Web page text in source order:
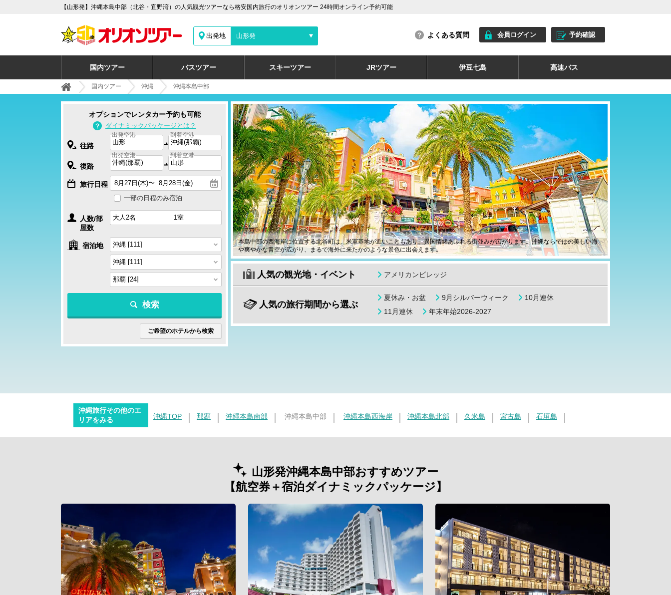
【山形発】沖縄本島中部（北谷・宜野湾）の人気観光ツアーなら格安国内旅行のオリオンツアー 24時間オンライン予約可能
出発地 山形発 よくある質問 会員ログイン 予約確認
国内ツアー バスツアー スキーツアー JRツアー 伊豆七島 高速バス
国内ツアー 沖縄 沖縄本島中部
本島中部の西海岸に位置する北谷町は、米軍基地が近いこともあり、異国情緒あふれる街並みが広がります。沖縄ならではの美しい海
や爽やかな青空が広がり、まるで海外に来たかのような景色に出会えます。
人気の観光地・イベント アメリカンビレッジ
人気の旅行期間から選ぶ
夏休み・お盆 9月シルバーウィーク
10月連休
11月連休
年末年始2026-2027
オプションでレンタカー予約も可能
ダイナミックパッケージとは？
往路
出発空港 到着空港
復路
出発空港 到着空港
旅行日程
一部の日程のみ宿泊
人数/部
屋数
宿泊地
検索
ご希望のホテルから検索
沖縄旅行その他のエ
リアをみる
沖縄TOP 那覇 沖縄本島南部 沖縄本島中部 沖縄本島西海岸 沖縄本島北部 久米島 宮古島 石垣島
山形発沖縄本島中部おすすめツアー
【航空券＋宿泊ダイナミックパッケージ】